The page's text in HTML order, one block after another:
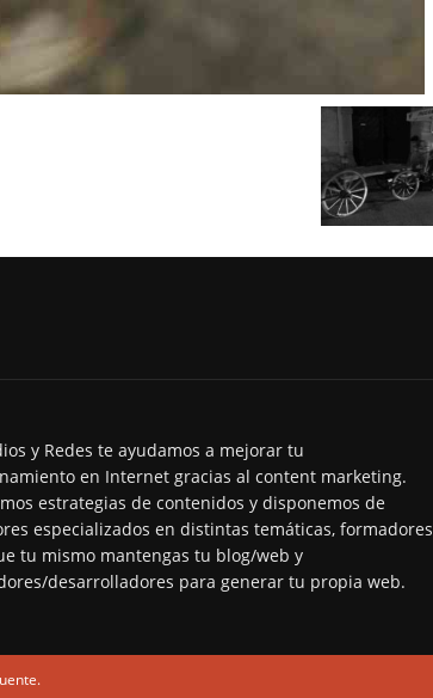
y Redes te ayudamos a mejorar tu
en Internet gracias al content marketing.
estrategias de contenidos y disponemos de
especializados en distintas temáticas, formadores
tu mismo mantengas tu blog/web y
desarrolladores para generar tu propia web.